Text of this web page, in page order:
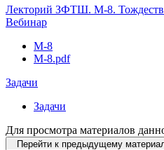
Лекторий ЗФТШ. М-8.
Вебинар
M-8
М-8.pdf
Задачи
Задачи
Для просмотра материалов
Перейти к предыдущему